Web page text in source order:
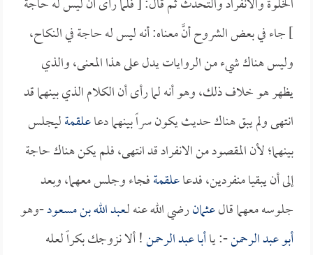
] جاء في بعض الشروح أنَّ معناه: أنه ليس له حاجة في النكاح،
وليس هناك شيء من الروايات يدل على هذا المعنى، والذي
يظهر هو خلاف ذلك، وهو أنه لما رأى أن الكلام الذي بينهما قد
انتهى ولم يبق هناك حديث يكون سراً بينهما دعاعلقمةليجلس
بينهما؛ لأن المقصود من الانفراد قد انتهى، فلم يكن هناك حاجة
إلى أن يبقيا منفردين، فدعاعلقمةفجاء وجلس معهما، وبعد
جلوسه معهما قالعثمانرضي الله عنه لـعبد الله بن مسعود-وهو
أبو عبد الرحمن-: ياأبا عبد الرحمن! ألا نزوجك بكراً لعله